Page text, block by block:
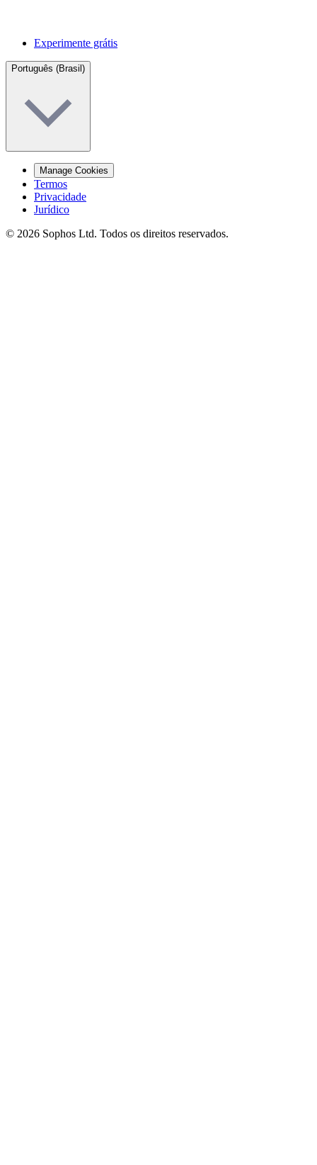
Experimente grátis
Português (Brasil)
Manage Cookies
Termos
Privacidade
Jurídico
© 2026 Sophos Ltd. Todos os direitos reservados.